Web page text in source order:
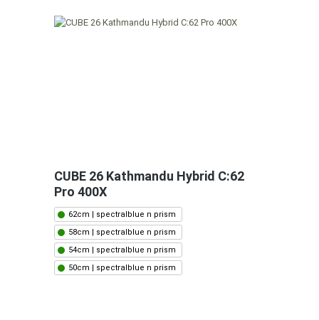
CUBE 26 Kathmandu Hybrid C:62
Pro 400X
62cm | spectralblue n prism
58cm | spectralblue n prism
54cm | spectralblue n prism
50cm | spectralblue n prism